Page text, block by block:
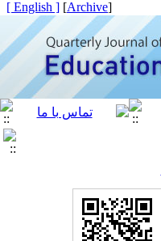
[
Archive
]
[ English ]